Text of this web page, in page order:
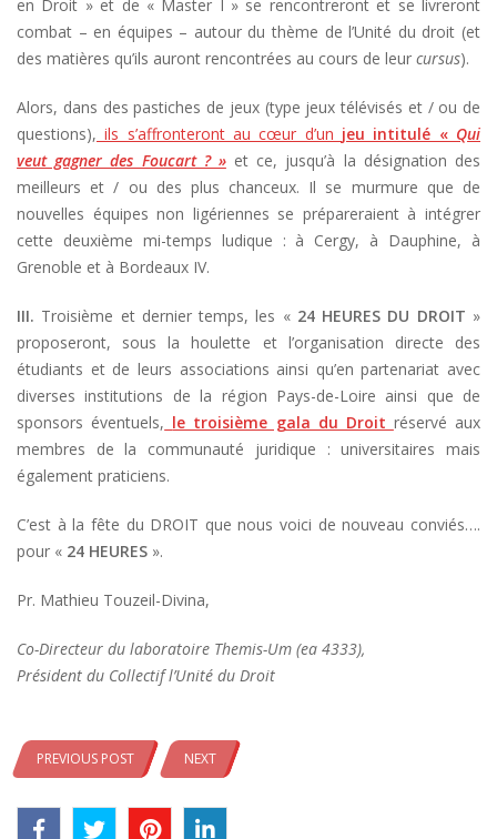
en Droit » et de « Master I » se rencontreront et se livreront
combat – en équipes – autour du thème de l’Unité du droit (et
des matières qu’ils auront rencontrées au cours de leur cursus).
Alors, dans des pastiches de jeux (type jeux télévisés et / ou de
questions), ils s’affronteront au cœur d’un jeu intitulé « Qui
veut gagner des Foucart ? »et ce, jusqu’à la désignation des
meilleurs et / ou des plus chanceux. Il se murmure que de
nouvelles équipes non ligériennes se prépareraient à intégrer
cette deuxième mi-temps ludique : à Cergy, à Dauphine, à
Grenoble et à Bordeaux IV.
III. Troisième et dernier temps, les « 24 HEURES DU DROIT »
proposeront, sous la houlette et l’organisation directe des
étudiants et de leurs associations ainsi qu’en partenariat avec
diverses institutions de la région Pays-de-Loire ainsi que de
sponsors éventuels, le troisième gala du Droit réservé aux
membres de la communauté juridique : universitaires mais
également praticiens.
C’est à la fête du DROIT que nous voici de nouveau conviés….
pour « 24 HEURES ».
Pr. Mathieu Touzeil-Divina,
Co-Directeur du laboratoire Themis-Um (ea 4333),
Président du Collectif l’Unité du Droit
PREVIOUS POST NEXT